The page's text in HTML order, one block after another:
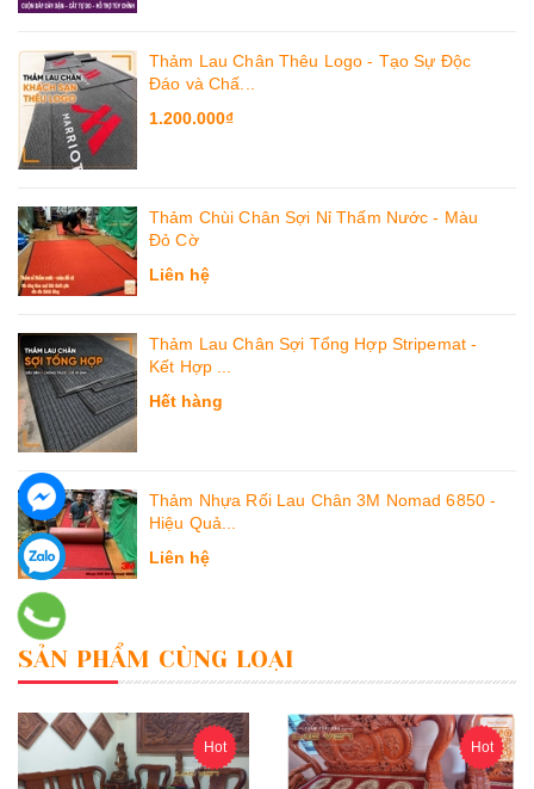
Thảm Lau Chân Thêu Logo - Tạo Sự Độc
Đáo và Chấ...
1.200.000₫
Thảm Chùi Chân Sợi Nỉ Thấm Nước - Màu
Đỏ Cờ
Liên hệ
Thảm Lau Chân Sợi Tổng Hợp Stripemat -
Kết Hợp ...
Hết hàng
Thảm Nhựa Rối Lau Chân 3M Nomad 6850 -
Hiệu Quả...
Liên hệ
SẢN PHẨM CÙNG LOẠI
Hot Hot